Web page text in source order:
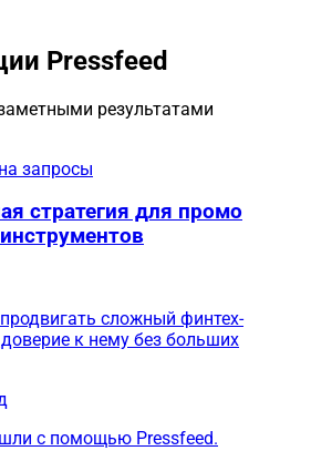
Pressfeed
результатами
запросы
стратегия для промо
сложный финтех-
к нему без больших
с помощью Pressfeed.